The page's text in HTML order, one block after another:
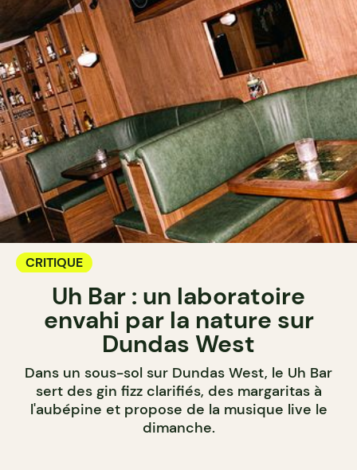
CRITIQUE
Uh Bar : un laboratoire
envahi par la nature sur
Dundas West
Dans un sous-sol sur Dundas West, le Uh Bar
sert des gin fizz clarifiés, des margaritas à
l'aubépine et propose de la musique live le
dimanche.